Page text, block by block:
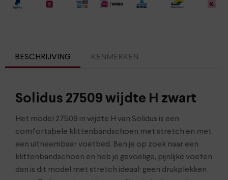
BESCHRIJVING KENMERKEN
Solidus 27509 wijdte H zwart
Het model 27509 in wijdte H van Solidus is een
comfortabele klittenbandschoen met stretch en met
een uitneembaar voetbed. Ben je op zoek naar een
klittenbandschoen en heb je gevoelige, pijnlijke voeten
dan is dit model met stretch ideaal: geen drukplekken